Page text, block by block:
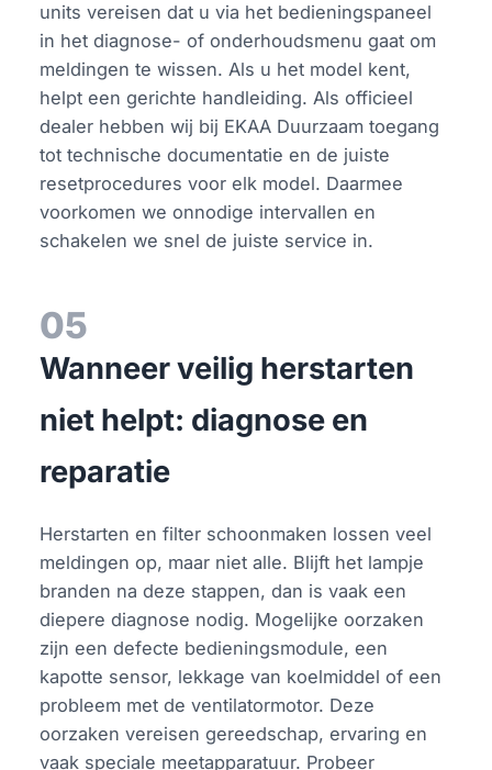
units vereisen dat u via het bedieningspaneel
in het diagnose- of onderhoudsmenu gaat om
meldingen te wissen. Als u het model kent,
helpt een gerichte handleiding. Als officieel
dealer hebben wij bij EKAA Duurzaam toegang
tot technische documentatie en de juiste
resetprocedures voor elk model. Daarmee
voorkomen we onnodige intervallen en
schakelen we snel de juiste service in.
05
Wanneer veilig herstarten
niet helpt: diagnose en
reparatie
Herstarten en filter schoonmaken lossen veel
meldingen op, maar niet alle. Blijft het lampje
branden na deze stappen, dan is vaak een
diepere diagnose nodig. Mogelijke oorzaken
zijn een defecte bedieningsmodule, een
kapotte sensor, lekkage van koelmiddel of een
probleem met de ventilatormotor. Deze
oorzaken vereisen gereedschap, ervaring en
vaak speciale meetapparatuur. Probeer